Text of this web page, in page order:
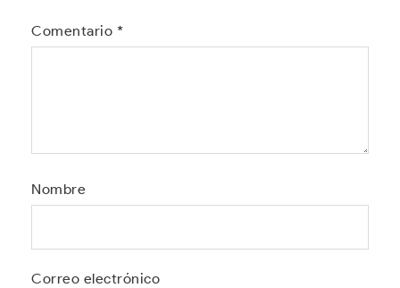
Comentario *
Nombre
Correo electrónico